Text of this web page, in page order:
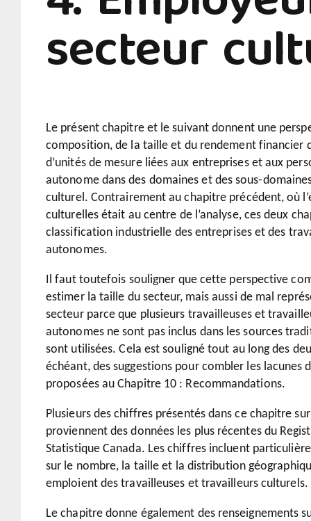
secteur
Le présent chapitre et le suivant donnent une
composition, de la taille et du rendement financier
d’unités de mesure liées aux entreprises et aux
autonome dans des domaines et des sous-
culturel. Contrairement au chapitre précédent, où
culturelles était au centre de l’analyse, ces deux
classification industrielle des entreprises et des
autonomes.
Il faut toutefois souligner que cette perspective
estimer la taille du secteur, mais aussi de mal
secteur parce que plusieurs travailleuses et
autonomes ne sont pas inclus dans les sources
sont utilisées. Cela est souligné tout au long des
échéant, des suggestions pour combler les lacunes
proposées au Chapitre 10 : Recommandations.
Plusieurs des chiffres présentés dans ce chapitre
proviennent des données les plus récentes du
Statistique Canada. Les chiffres incluent
sur le nombre, la taille et la distribution
emploient des travailleuses et travailleurs culturels.
Le chapitre donne également des renseignements